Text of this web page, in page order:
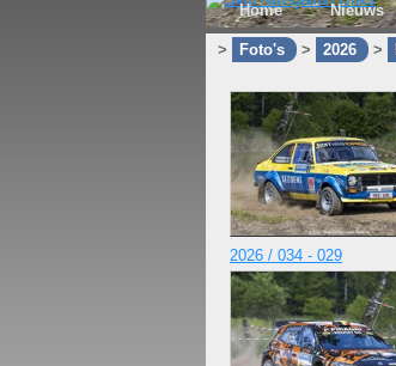
Home Nieuws
> Foto's > 2026 >
2026 / 034 - 029